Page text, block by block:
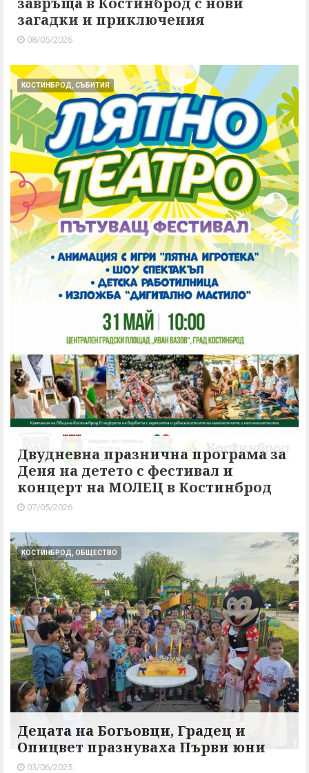
загадки и приключения
08/05/2026
КОСТИНБРОД, СЪБИТИЯ
Двудневна празнична програма за
Деня на детето с фестивал и
концерт на МОЛЕЦ в Костинброд
07/05/2026
КОСТИНБРОД, ОБЩЕСТВО
Децата на Богьовци, Градец и
Опицвет празнуваха Първи юни
03/06/2025